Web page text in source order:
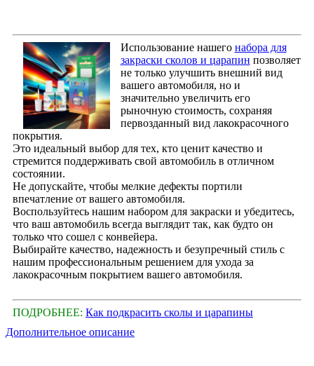
Использование нашего набора для
закраски сколов и царапин позволяет
не только улучшить внешний вид
вашего автомобиля, но и
значительно увеличить его
рыночную стоимость, сохраняя
первозданный вид лакокрасочного
покрытия.
Это идеальный выбор для тех, кто ценит качество и
стремится поддерживать свой автомобиль в отличном
состоянии.
Не допускайте, чтобы мелкие дефекты портили
впечатление от вашего автомобиля.
Воспользуйтесь нашим набором для закраски и убедитесь,
что ваш автомобиль всегда выглядит так, как будто он
только что сошел с конвейера.
Выбирайте качество, надежность и безупречный стиль с
нашим профессиональным решением для ухода за
лакокрасочным покрытием вашего автомобиля.
ПОДРОБНЕЕ: Как подкрасить сколы и царапины
Дополнительное описание